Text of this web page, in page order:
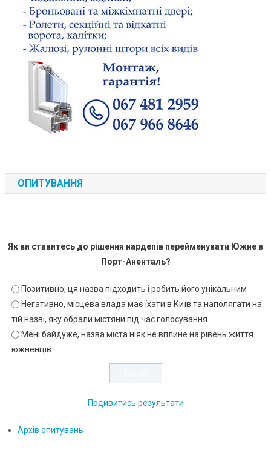
ОПИТУВАННЯ
Як ви ставитесь до рішення нардепів перейменувати Южне в
Порт-Аненталь?
Позитивно, ця назва підходить і робить його унікальним
Негативно, місцева влада має їхати в Київ та наполягати на
тій назві, яку обрали містяни під час голосування
Мені байдуже, назва міста ніяк не вплине на рівень життя
южненців
Подивитись результати
Архів опитувань